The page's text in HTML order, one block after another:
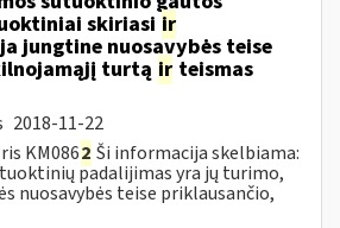
skiriasi ir
jungtine nuosavybės teise
turtą ir teismas
2018-11-22
KM0862 Ši informacija skelbiama:
padalijimas yra jų turimo,
nuosavybės teise priklausančio,